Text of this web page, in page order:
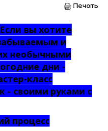
Печать
вы хотите
и
необычными
дни -
класс
- своими руками с